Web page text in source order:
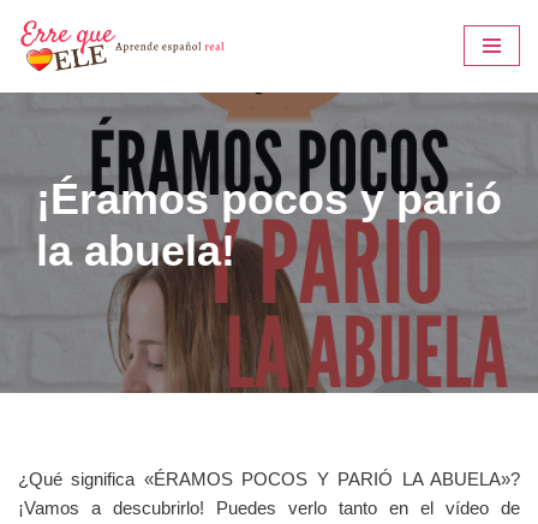
Saltar
al
¡Éramos pocos y parió
la abuela!
¿Qué significa «ÉRAMOS POCOS Y PARIÓ LA ABUELA»?
¡Vamos a descubrirlo! Puedes verlo tanto en el vídeo de